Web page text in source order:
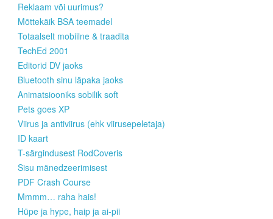
Reklaam või uurimus?
Mõttekäik BSA teemadel
Totaalselt mobiilne & traadita
TechEd 2001
Editorid DV jaoks
Bluetooth sinu läpaka jaoks
Animatsiooniks sobilik soft
Pets goes XP
Viirus ja antiviirus (ehk viirusepeletaja)
ID kaart
T-särgindusest RodCoveris
Sisu mänedzeerimisest
PDF Crash Course
Mmmm… raha hais!
Hüpe ja hype, haip ja ai-pii